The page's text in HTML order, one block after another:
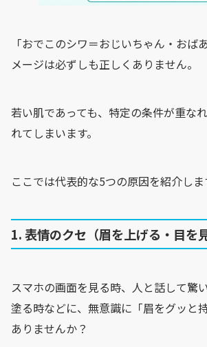
「おでこのシワ＝おじいちゃん・おば
メージは必ずしも正しくありません。
若い肌であっても、特定の条件が重な
れてしまいます。
ここでは代表的な5つの原因を紹介しま
1. 表情のクセ（眉を上げる・目を
スマホの画面を見る時、人と話して驚
塗る時などに、無意識に「眉をグッと
ありませんか？